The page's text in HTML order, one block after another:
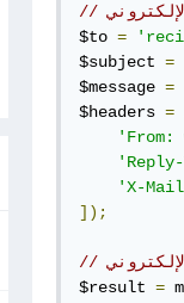
$to =
$subject =
$message =
$headers =
'From:
'Reply-
'X-
]);
$result =